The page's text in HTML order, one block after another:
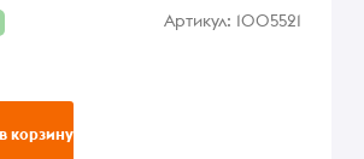
Артикул: 1005521
корзину